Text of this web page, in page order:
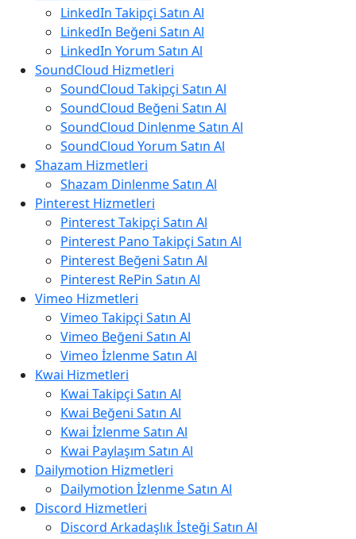
LinkedIn Takipçi Satın Al
LinkedIn Beğeni Satın Al
LinkedIn Yorum Satın Al
SoundCloud Hizmetleri
SoundCloud Takipçi Satın Al
SoundCloud Beğeni Satın Al
SoundCloud Dinlenme Satın Al
SoundCloud Yorum Satın Al
Shazam Hizmetleri
Shazam Dinlenme Satın Al
Pinterest Hizmetleri
Pinterest Takipçi Satın Al
Pinterest Pano Takipçi Satın Al
Pinterest Beğeni Satın Al
Pinterest RePin Satın Al
Vimeo Hizmetleri
Vimeo Takipçi Satın Al
Vimeo Beğeni Satın Al
Vimeo İzlenme Satın Al
Kwai Hizmetleri
Kwai Takipçi Satın Al
Kwai Beğeni Satın Al
Kwai İzlenme Satın Al
Kwai Paylaşım Satın Al
Dailymotion Hizmetleri
Dailymotion İzlenme Satın Al
Discord Hizmetleri
Discord Arkadaşlık İsteği Satın Al